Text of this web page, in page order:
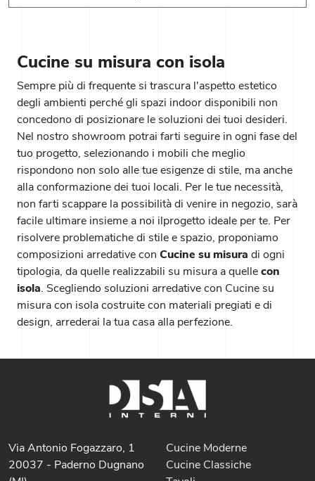
Cucine su misura con isola
Sempre più di frequente si trascura l'aspetto estetico
degli ambienti perché gli spazi indoor disponibili non
concedono di posizionare le soluzioni dei tuoi desideri.
Nel nostro showroom potrai farti seguire in ogni fase del
tuo progetto, selezionando i mobili che meglio
rispondono non solo alle tue esigenze di stile, ma anche
alla conformazione dei tuoi locali. Per le tue necessità,
non farti scappare la possibilità di venire in negozio, sarà
facile ultimare insieme a noi ilprogetto ideale per te. Per
risolvere problematiche di stile e spazio, proponiamo
composizioni arredative con Cucine su misura di ogni
tipologia, da quelle realizzabili su misura a quellecon
isola. Scegliendo soluzioni arredative con Cucine su
misura con isola costruite con materiali pregiati e di
design, arrederai la tua casa alla perfezione.
Via Antonio Fogazzaro, 1
20037 - Paderno Dugnano
Cucine Moderne
Cucine Classiche